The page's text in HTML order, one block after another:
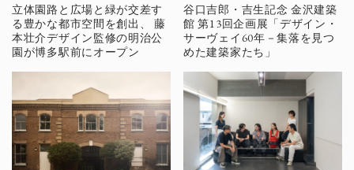
立体園路と広場と緑が交差す
る豊かな都市空間を創出、 藤
本壮介デザイン監修の明治公
園が博多駅前にオープン
谷口吉郎・吉生記念 金沢建築
館 第13回企画展「デザイン・
サーヴェイ60年－集落を見つ
めた建築家たち」